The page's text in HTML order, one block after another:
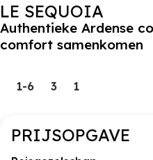
LE SEQUOIA
Authentieke Ardense
comfort samenkomen
1-6 3 1
PRIJSOPGAVE